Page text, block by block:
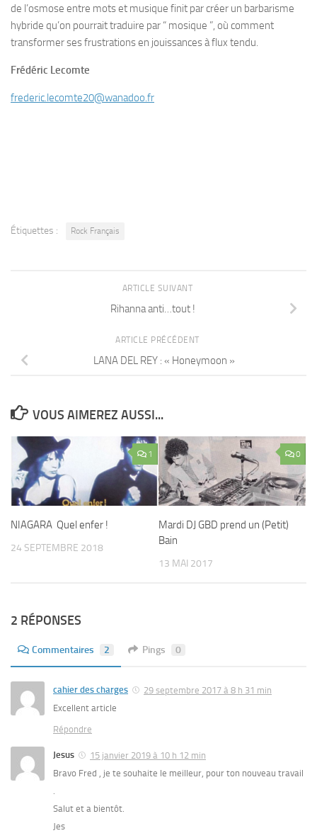
de l’osmose entre mots et musique finit par créer un barbarisme
hybride qu’on pourrait traduire par “ mosique ”, où comment
transformer ses frustrations en jouissances à flux tendu.
Frédéric Lecomte
frederic.lecomte20@wanadoo.fr
Étiquettes : Rock Français
ARTICLE SUIVANT
Rihanna anti…tout !
ARTICLE PRÉCÉDENT
LANA DEL REY : « Honeymoon »
VOUS AIMEREZ AUSSI...
1
NIAGARA Quel enfer !
24 SEPTEMBRE 2018
0
Mardi DJ GBD prend un (Petit)
Bain
13 MAI 2017
2 RÉPONSES
Commentaires 2 Pings 0
cahier des charges
29 septembre 2017 à 8 h 31 min
Excellent article
Répondre
Jesus
15 janvier 2019 à 10 h 12 min
Bravo Fred , je te souhaite le meilleur, pour ton nouveau travail
.
Salut et a bientôt.
Jes